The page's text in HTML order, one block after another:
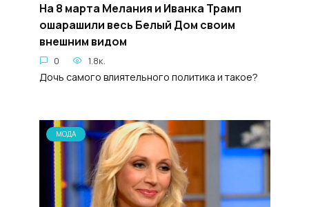
На 8 марта Мелания и Иванка Трамп
ошарашили весь Белый Дом своим
внешним видом
0 1.8к.
Дочь самого влиятельного политика и такое?
МОДА